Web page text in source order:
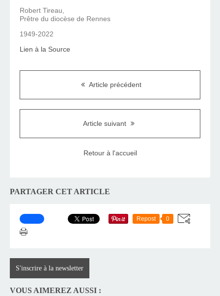
Robert Tireau,
Prêtre du diocèse de Rennes
1949-2022
Lien à la Source
Article précédent
Article suivant
Retour à l'accueil
PARTAGER CET ARTICLE
Repost 0
S'inscrire à la newsletter
VOUS AIMEREZ AUSSI :